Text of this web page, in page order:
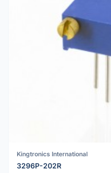
Kingtronics International
3296P-202R